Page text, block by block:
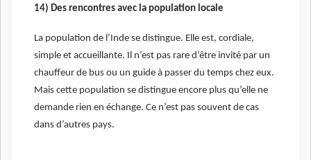
14) Des rencontres avec la population locale
La population de l’Inde se distingue. Elle est, cordiale,
simple et accueillante. Il n’est pas rare d’être invité par un
chauffeur de bus ou un guide à passer du temps chez eux.
Mais cette population se distingue encore plus qu’elle ne
demande rien en échange. Ce n’est pas souvent de cas
dans d’autres pays.